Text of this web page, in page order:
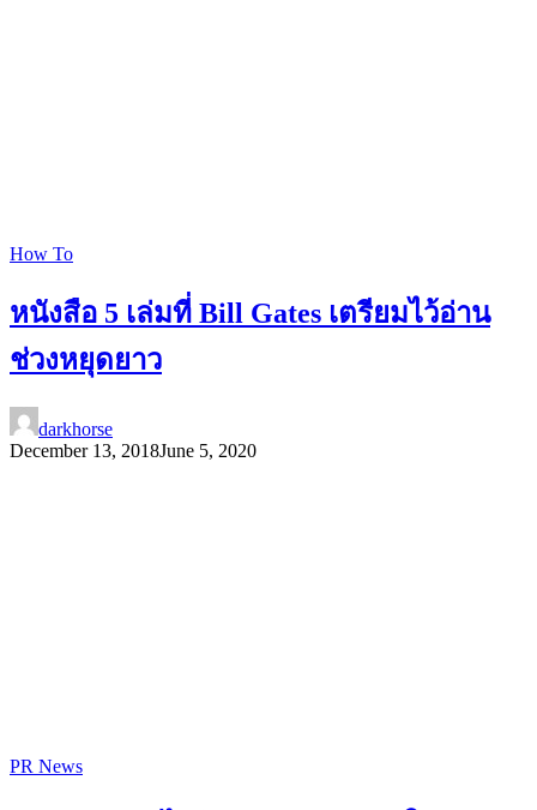
How To
หนังสือ 5 เล่มที่ Bill Gates เตรียมไว้อ่าน
ช่วงหยุดยาว
darkhorse
December 13, 2018June 5, 2020
PR News